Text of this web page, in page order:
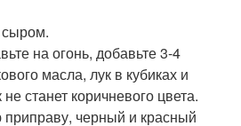
на огонь, добавьте 3-4
масла, лук в кубиках и
станет коричневого цвета.
приправу, черный и красный